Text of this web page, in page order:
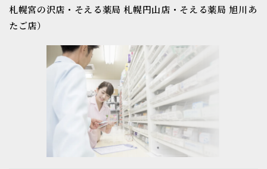
札幌宮の沢店・そえる薬局 札幌円山店・そえる薬局 旭川あ
たご店）